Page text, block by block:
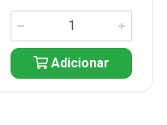
Adicionar